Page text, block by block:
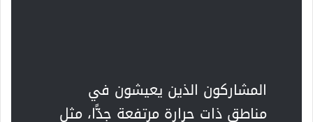
المشاركون الذين يعيشون في
مناطق ذات حرارة مرتفعة جدًّا، مثل